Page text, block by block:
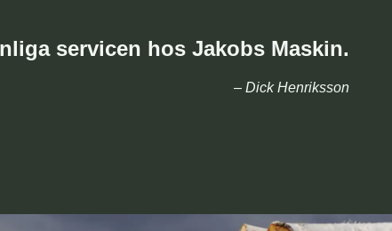
servicen hos Jakobs Maskin.
– Dick Henriksson